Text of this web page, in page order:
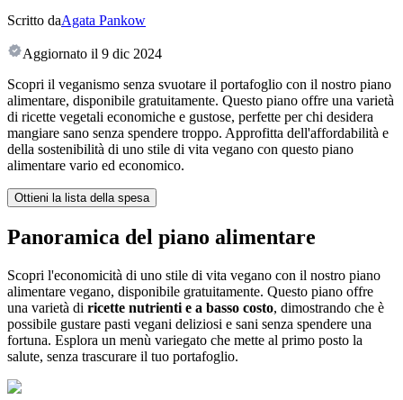
Scritto daAgata Pankow
Aggiornato il 9 dic 2024
Scopri il veganismo senza svuotare il portafoglio con il nostro piano
alimentare, disponibile gratuitamente. Questo piano offre una varietà
di ricette vegetali economiche e gustose, perfette per chi desidera
mangiare sano senza spendere troppo. Approfitta dell'affordabilità e
della sostenibilità di uno stile di vita vegano con questo piano
alimentare vario ed economico.
Ottieni la lista della spesa
Panoramica del piano alimentare
Scopri l'economicità di uno stile di vita vegano con il nostro piano
alimentare vegano, disponibile gratuitamente. Questo piano offre
una varietà di ricette nutrienti e a basso costo, dimostrando che è
possibile gustare pasti vegani deliziosi e sani senza spendere una
fortuna. Esplora un menù variegato che mette al primo posto la
salute, senza trascurare il tuo portafoglio.